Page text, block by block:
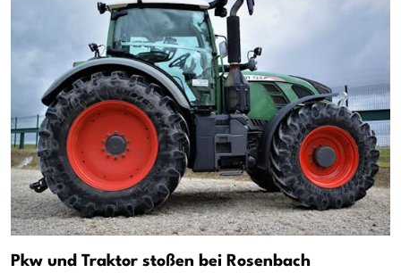
Pkw und Traktor stoßen bei Rosenbach